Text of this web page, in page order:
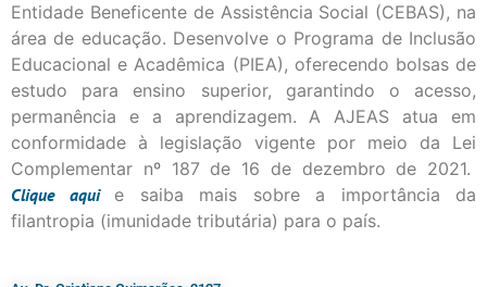
Entidade Beneficente de Assistência Social (CEBAS), na
área de educação. Desenvolve o Programa de Inclusão
Educacional e Acadêmica (PIEA), oferecendo bolsas de
estudo para ensino superior, garantindo o acesso,
permanência e a aprendizagem. A AJEAS atua em
conformidade à legislação vigente por meio da Lei
Complementar nº 187 de 16 de dezembro de 2021.
Cliqueaqui
e saiba mais sobre a importância da
filantropia (imunidade tributária) para o país.